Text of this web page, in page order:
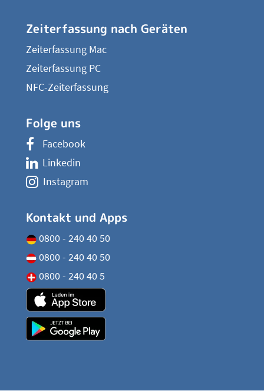
Zeiterfassung nach Geräten
Zeiterfassung Mac
Zeiterfassung PC
NFC-Zeiterfassung
Folge uns
Facebook
Linkedin
Instagram
Kontakt und Apps
0800 - 240 40 50
0800 - 240 40 50
0800 - 240 40 5